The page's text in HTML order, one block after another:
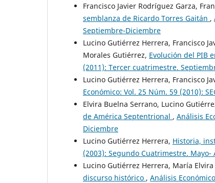
Francisco Javier Rodríguez Garza,
semblanza de Ricardo Torres Gaitán ,
Septiembre-Diciembre
Lucino Gutiérrez Herrera, Francisco
Morales Gutiérrez, Evolución del PIB
(2011): Tercer cuatrimestre.
Lucino Gutiérrez Herrera, Francisco
Económico: Vol. 25 Núm. 59 (2010):
Elvira Buelna Serrano, Lucino
de América Septentrional , Análisis
Diciembre
Lucino Gutiérrez Herrera, Historia,
(2003): Segundo Cuatrimestre. Mayo-
Lucino Gutiérrez Herrera, María
discurso histórico , Análisis